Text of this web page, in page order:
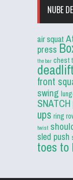
NUBE
air squat
press
the bar chest
deadlift
front
swing
SNATCH
ups ring
twist
sled push
toes to